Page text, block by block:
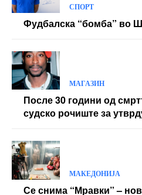
СПОРТ
Фудбалска “бомба” во
МАГАЗИН
После 30 години од
судско рочиште за
МАКЕДОНИЈА
Се снима “Мравки” –